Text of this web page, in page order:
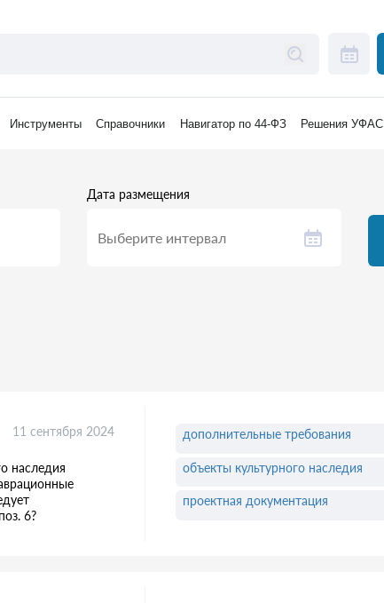
Инструменты Справочники Навигатор по 44-ФЗ Решения УФАС
Дата размещения
11 сентября 2024
наследия
6?
дополнительные требования
объекты культурного наследия
проектная документация